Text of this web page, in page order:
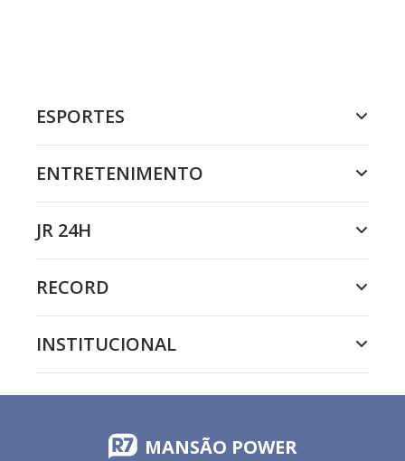
ESPORTES
ENTRETENIMENTO
JR 24H
RECORD
INSTITUCIONAL
MANSÃO POWER